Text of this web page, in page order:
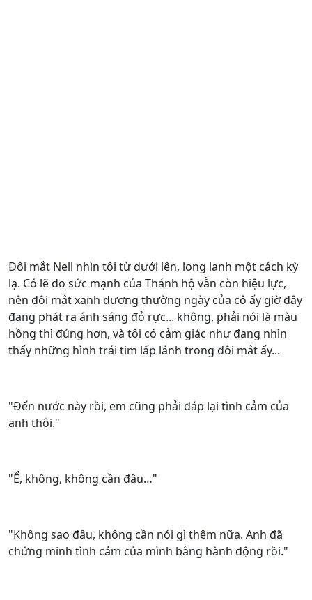
Đôi mắt Nell nhìn tôi từ dưới lên, long lanh một cách kỳ
lạ. Có lẽ do sức mạnh của Thánh hộ vẫn còn hiệu lực,
nên đôi mắt xanh dương thường ngày của cô ấy giờ đây
đang phát ra ánh sáng đỏ rực... không, phải nói là màu
hồng thì đúng hơn, và tôi có cảm giác như đang nhìn
thấy những hình trái tim lấp lánh trong đôi mắt ấy...
"Đến nước này rồi, em cũng phải đáp lại tình cảm của
anh thôi."
"Ể, không, không cần đâu…"
"Không sao đâu, không cần nói gì thêm nữa. Anh đã
chứng minh tình cảm của mình bằng hành động rồi."